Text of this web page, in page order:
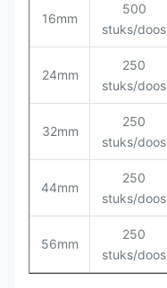
16mm
500
stuks/doos
24mm
250
stuks/doos
32mm
250
stuks/doos
44mm
250
stuks/doos
56mm
250
stuks/doos